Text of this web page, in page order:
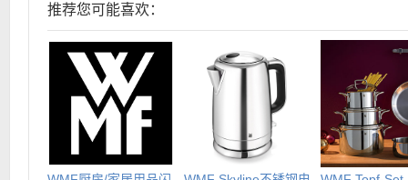
推荐您可能喜欢：